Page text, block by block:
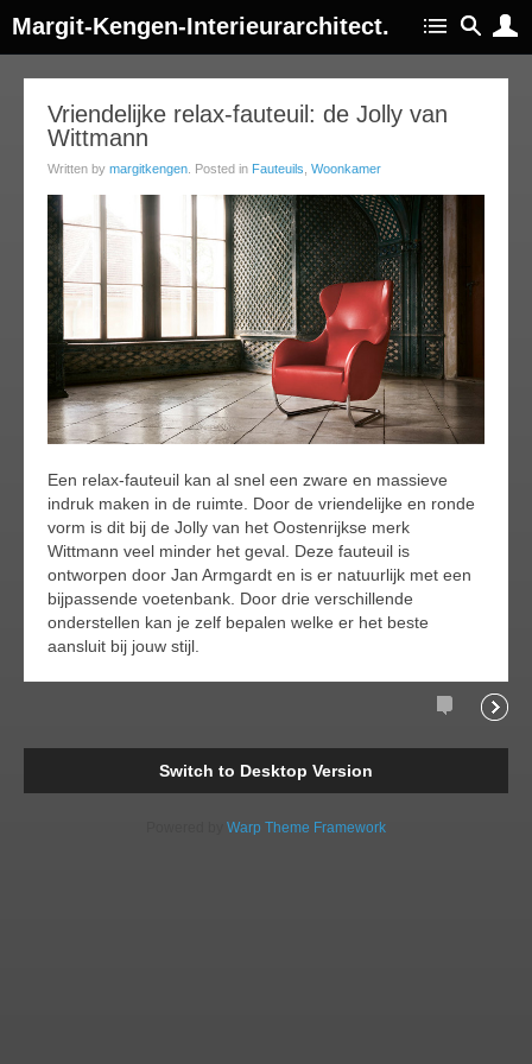
Margit-Kengen-Interieurarchitect.
Vriendelijke relax-fauteuil: de Jolly van
Wittmann
Written by margitkengen . Posted in Fauteuils Woonkamer
Een relax-fauteuil kan al snel een zware en massieve
indruk maken in de ruimte. Door de vriendelijke en ronde
vorm is dit bij de Jolly van het Oostenrijkse merk
Wittmann veel minder het geval. Deze fauteuil is
ontworpen door Jan Armgardt en is er natuurlijk met een
bijpassende voetenbank. Door drie verschillende
onderstellen kan je zelf bepalen welke er het beste
aansluit bij jouw stijl.
Comments
Switch to Desktop Version
Warp Theme Framework